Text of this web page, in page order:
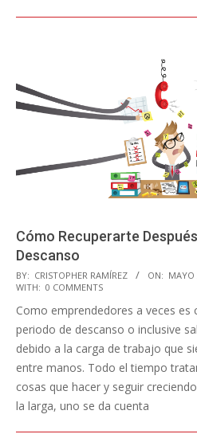
Cómo Recuperarte
Descanso
2014-
05-
21
BY: CRISTOPHER RAMÍREZ ON: MAYO
WITH: 0 COMMENTS
Como emprendedores a veces es
periodo de descanso o inclusive
debido a la carga de trabajo que
entre manos. Todo el tiempo
cosas que hacer y seguir
la larga, uno se da cuenta